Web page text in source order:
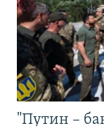
"Путин –